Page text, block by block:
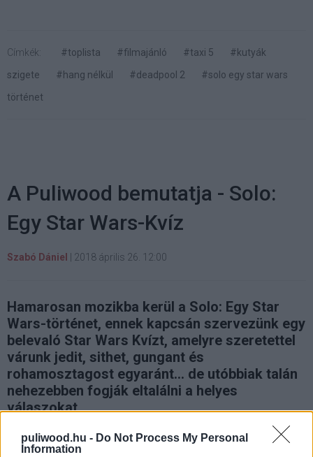
puliwood.hu - Do Not Process My Personal
Information
Címkék: #toplista #filmajánló #taxi 5
#kutyák
szigete
#hang nélkül #deadpool 2
#solo egy star wars
történet
A Puliwood bemutatja - Solo:
Egy Star Wars-Kvíz
Szabó Dániel 2018 április 26. 12:00
Hamarosan mozikba kerül a Solo: Egy Star
Wars-történet, ennek kapcsán szervezünk egy
belevaló Star Wars Kvízt, amelyre szeretettel
várunk jedit, sithet, gungant és
rohamosztagost egyaránt... de utóbbiak talán
nehezebben fogják eltalálni a helyes
válaszokat.